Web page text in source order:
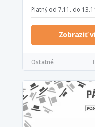
Platný od 7.11. do
Zobraziť
Ostatné